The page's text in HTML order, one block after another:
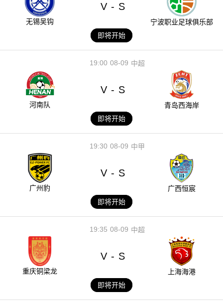
无锡吴钩
V - S
宁波职业足球俱乐部
即将开始
08-09
19:00 中超
河南队
V - S
青岛西海岸
即将开始
08-09
19:30 中甲
广州豹
V - S
广西恒宸
即将开始
08-09
19:35 中超
重庆铜梁龙
V - S
上海海港
即将开始